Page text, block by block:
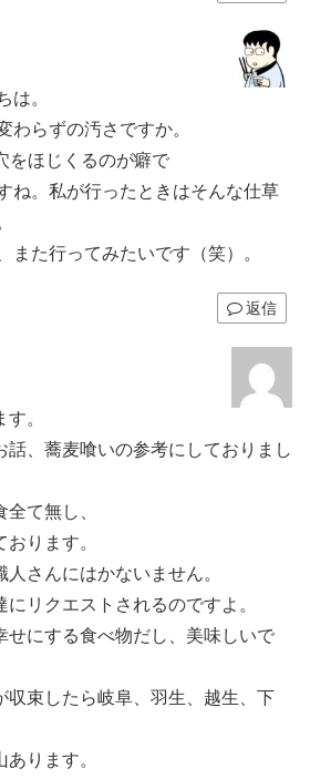
は。
わらずの汚さですか。
をほじくるのが癖で
ね。私が行ったときはそんな仕草
また行ってみたいです（笑）。
返信
。
話、蕎麦喰いの参考にしておりまし
て無し、
ります。
さんにはかないません。
リクエストされるのですよ。
せにする食べ物だし、美味しいで
収束したら岐阜、羽生、越生、下
ります。